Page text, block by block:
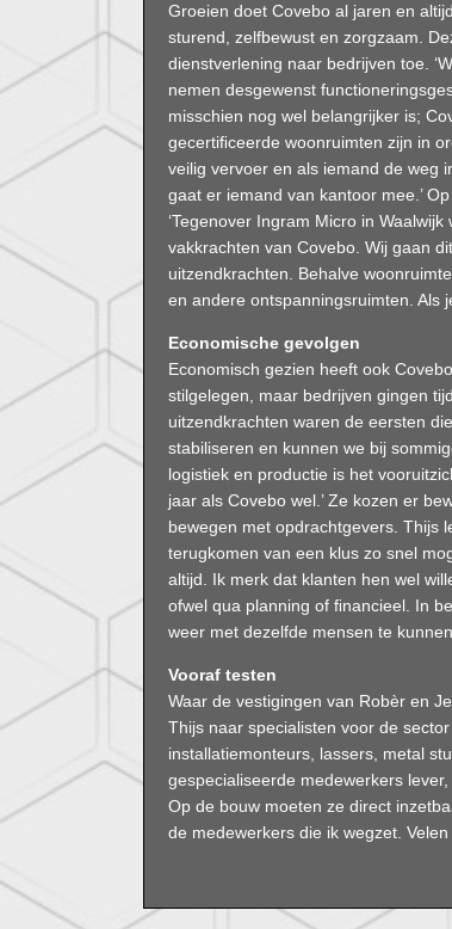
Groeien doet Covebo al jaren en
sturend, zelfbewust en zorgzaam.
dienstverlening naar bedrijven toe.
nemen desgewenst
misschien nog wel belangrijker is;
gecertiﬁceerde woonruimten zijn in
veilig vervoer en als iemand de weg
gaat er iemand van kantoor mee.’
‘Tegenover Ingram Micro in
vakkrachten van Covebo. Wij gaan
uitzendkrachten. Behalve
en andere ontspanningsruimten. Als
Economische gevolgen
Economisch gezien heeft ook
stilgelegen, maar bedrijven gingen
uitzendkrachten waren de eersten
stabiliseren en kunnen we bij
logistiek en productie is het
jaar als Covebo wel.’ Ze kozen er
bewegen met opdrachtgevers. Thijs
terugkomen van een klus zo snel
altijd. Ik merk dat klanten hen wel
ofwel qua planning of ﬁnancieel. In
weer met dezelfde mensen te
Vooraf testen
Waar de vestigingen van Robèr en
Thijs naar specialisten voor de
installatiemonteurs, lassers, metal
gespecialiseerde medewerkers
Op de bouw moeten ze direct
de medewerkers die ik wegzet.